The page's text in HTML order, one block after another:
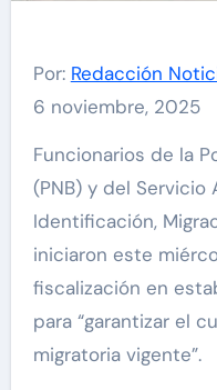
Por: Redacción
6 noviembre, 2025
Funcionarios de la Policía Nacional Bolivariana
(PNB) y del
Identificación,
iniciaron este
fiscalización en
para “garantizar el
migratoria vigente”.